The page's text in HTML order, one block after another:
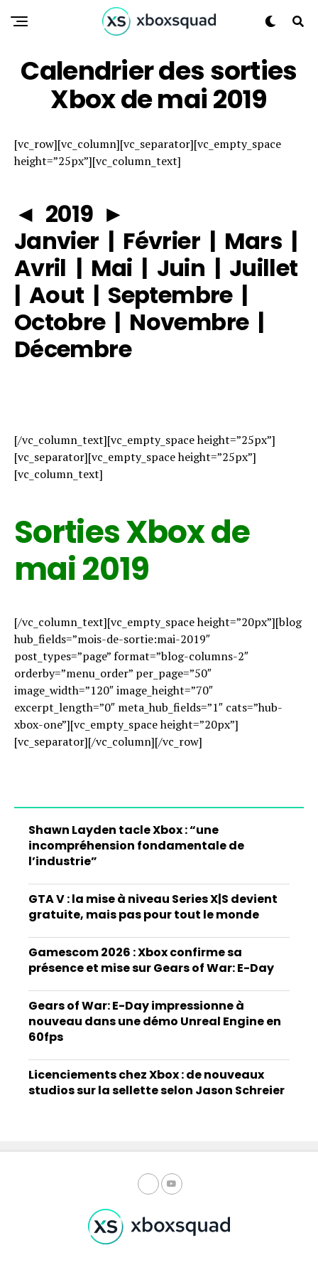
Calendrier des sorties
Xbox de mai 2019
[vc_row][vc_column][vc_separator][vc_empty_space
height=”25px”][vc_column_text]
◄ 2019 ►
Janvier | Février| Mars |
Avril | Mai | Juin | Juillet
|Aout | Septembre|
Octobre| Novembre|
Décembre
[/vc_column_text][vc_empty_space height=”25px”]
[vc_separator][vc_empty_space height=”25px”]
[vc_column_text]
Sorties Xbox de
mai 2019
[/vc_column_text][vc_empty_space height=”20px”][blog
hub_fields=”mois-de-sortie:mai-2019″
post_types=”page” format=”blog-columns-2″
orderby=”menu_order” per_page=”50″
image_width=”120″ image_height=”70″
excerpt_length=”0″ meta_hub_fields=”1″ cats=”hub-
xbox-one”][vc_empty_space height=”20px”]
[vc_separator][/vc_column][/vc_row]
Shawn Layden tacle Xbox : “une
incompréhension fondamentale de
l’industrie”
GTA V : la mise à niveau Series X|S devient
gratuite, mais pas pour tout le monde
Gamescom 2026 : Xbox confirme sa
présence et mise sur Gears of War: E-Day
Gears of War: E-Day impressionne à
nouveau dans une démo Unreal Engine en
60fps
Licenciements chez Xbox : de nouveaux
studios sur la sellette selon Jason Schreier